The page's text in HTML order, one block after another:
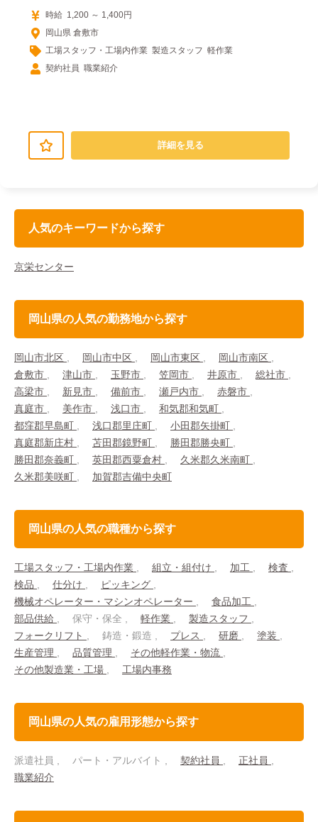
時給 1,200 ～ 1,400円
岡山県 倉敷市
工場スタッフ・工場内作業 製造スタッフ 軽作業
契約社員 職業紹介
詳細を見る
人気のキーワードから探す
京栄センター
岡山県の人気の勤務地から探す
岡山市北区 岡山市中区 岡山市東区
岡山市南区
倉敷市
津山市 玉野市 笠岡市 井原市
総社市
高梁市
新見市 備前市 瀬戸内市
赤磐市
真庭市
美作市 浅口市
和気郡和気町
都窪郡早島町
浅口郡里庄町
小田郡矢掛町
真庭郡新庄村
苫田郡鏡野町
勝田郡勝央町
勝田郡奈義町
英田郡西粟倉村
久米郡久米南町
久米郡美咲町
加賀郡吉備中央町
岡山県の人気の職種から探す
工場スタッフ・工場内作業 組立・組付け 加工
検査
検品
仕分け
ピッキング
機械オペレーター・マシンオペレーター
食品加工
部品供給
保守・保全 軽作業
製造スタッフ
フォークリフト
鋳造・鍛造 プレス 研磨
塗装
生産管理
品質管理
その他軽作業・物流
その他製造業・工場
工場内事務
岡山県の人気の雇用形態から探す
派遣社員 パート・アルバイト 契約社員
正社員
職業紹介